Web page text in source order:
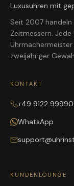
Luxusuhren mit
Seit 2007
Zeitmessern.
zweijähriger
KONTAKT
+49 9122
WhatsApp
KUNDENLOUNGE